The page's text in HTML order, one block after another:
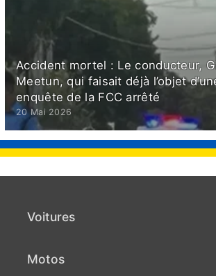
Accident mortel : Le conducteur,
Meetun, qui faisait déjà l’objet
enquête de la FCC arrêté
20 Mai 2026
Voitures
Motos